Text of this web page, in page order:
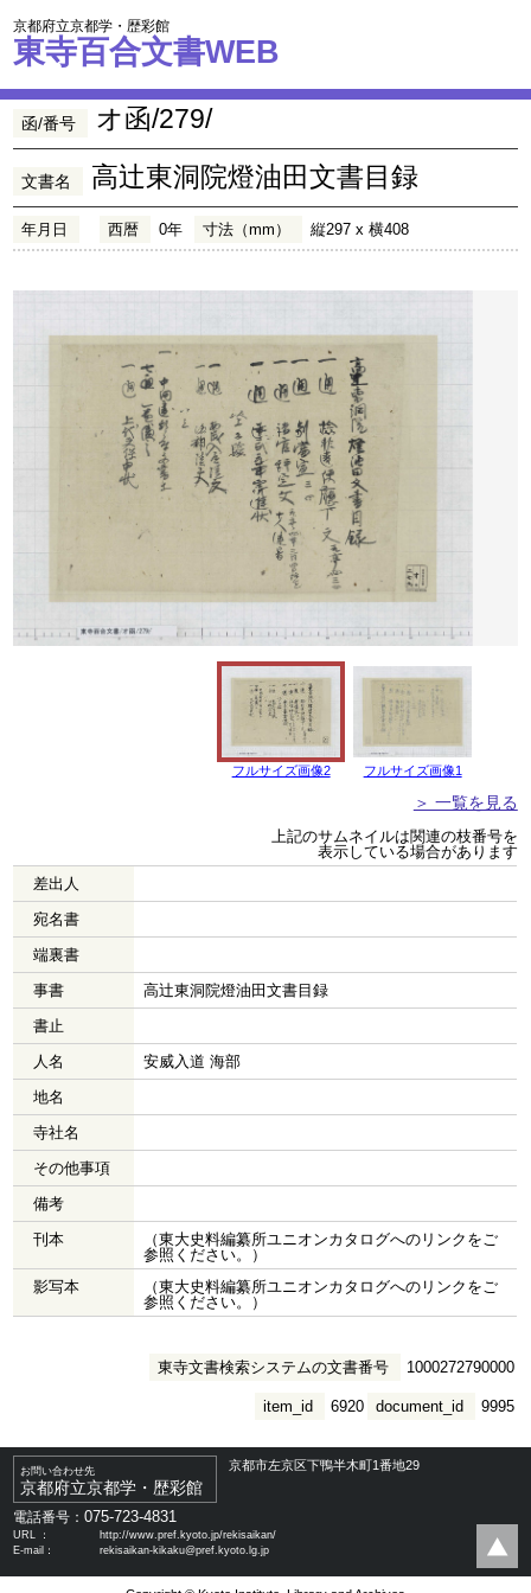
京都府立京都学・歴彩館
東寺百合文書WEB
函/番号 オ函/279/
文書名 高辻東洞院燈油田文書目録
年月日 西暦 0年 寸法（mm） 縦297 x 横408
フルサイズ画像2 フルサイズ画像1
＞ 一覧を見る
上記のサムネイルは関連の枝番号を
表示している場合があります
差出人
宛名書
端裏書
事書
高辻東洞院燈油田文書目録
書止
人名
安威入道 海部
地名
寺社名
その他事項
備考
刊本
（東大史料編纂所ユニオンカタログへのリンクをご
参照ください。）
影写本
（東大史料編纂所ユニオンカタログへのリンクをご
参照ください。）
東寺文書検索システムの文書番号 1000272790000
document_id 9995
item_id 6920
お問い合わせ先
京都府立京都学・歴彩館
京都市左京区下鴨半木町1番地29
電話番号：075-723-4831
URL ：
http://www.pref.kyoto.jp/rekisaikan/
E-mail：
rekisaikan-kikaku@pref.kyoto.lg.jp